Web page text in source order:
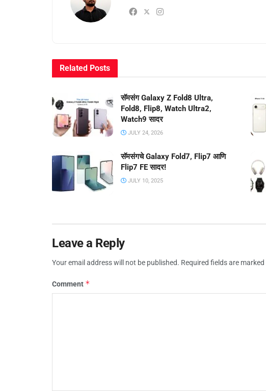
Related Posts
सॅमसंग Galaxy Z Fold8 Ultra,
Fold8, Flip8, Watch Ultra2,
Watch9 सादर
JULY 24, 2026
सॅमसंगचे Galaxy Fold7, Flip7 आणि
Flip7 FE सादर!
JULY 10, 2025
Leave a Reply
Your email address will not be published. Required fields are marked
Comment *